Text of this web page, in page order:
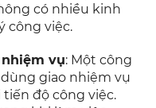
có nhiều kinh
công việc.
vụ: Một công
giao nhiệm vụ
độ công việc.